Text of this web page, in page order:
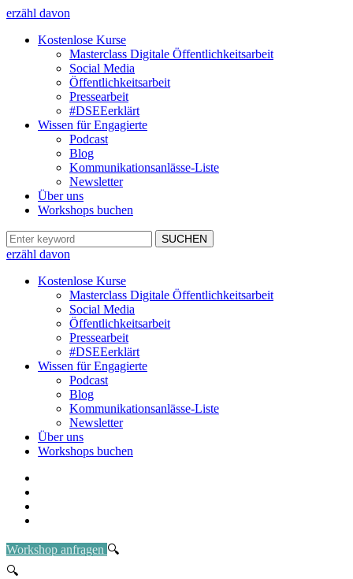
erzähl davon
Kostenlose Kurse
Masterclass Digitale Öffentlichkeitsarbeit
Social Media
Öffentlichkeitsarbeit
Pressearbeit
#DSEEerklärt
Wissen für Engagierte
Podcast
Blog
Kommunikationsanlässe-Liste
Newsletter
Über uns
Workshops buchen
erzähl davon
Kostenlose Kurse
Masterclass Digitale Öffentlichkeitsarbeit
Social Media
Öffentlichkeitsarbeit
Pressearbeit
#DSEEerklärt
Wissen für Engagierte
Podcast
Blog
Kommunikationsanlässe-Liste
Newsletter
Über uns
Workshops buchen
Workshop anfragen